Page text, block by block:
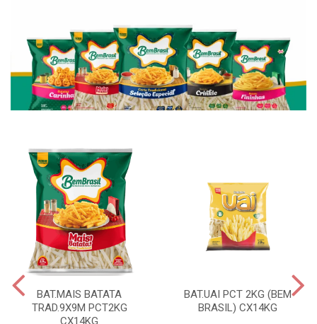
BAT.MAIS BATATA
TRAD.9X9M PCT2KG
CX14KG
BAT.UAI PCT 2KG (BEM
BRASIL) CX14KG